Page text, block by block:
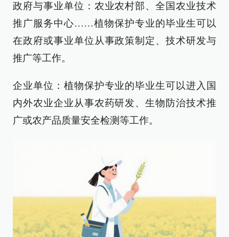
政府与事业单位：农业农村部、全国农业技术
推广服务中心……植物保护专业的毕业生可以
在政府或事业单位从事政策制定、技术研发与
推广等工作。
企业单位：植物保护专业的毕业生可以进入国
内外农业企业从事农药研发、生物防治技术推
广或农产品质量安全检测等工作。